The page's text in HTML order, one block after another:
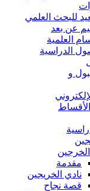
للبحث العلمي
عن بعد
العلمية
الدراسية
و
مقدمة
نادي الخريجين
قصة نجاح